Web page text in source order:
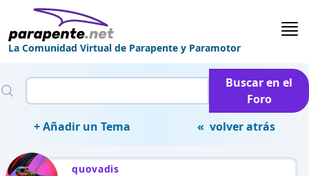
La Comunidad Virtual de Parapente y Paramotor
Buscar en el
Foro
+ Añadir un Tema
« volver atrás
quovadis